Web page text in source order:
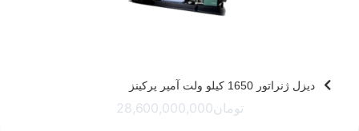
دیزل ژنراتور 1650 کیلو ولت آمپر پرکینز
تومان28,600,000,000